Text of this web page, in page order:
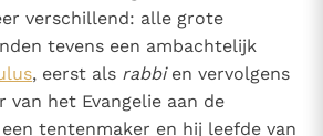
verschillend: alle grote
tevens een ambachtelijk
, eerst als rabbien vervolgens
van het Evangelie aan de
tentenmaker en hij leefde van